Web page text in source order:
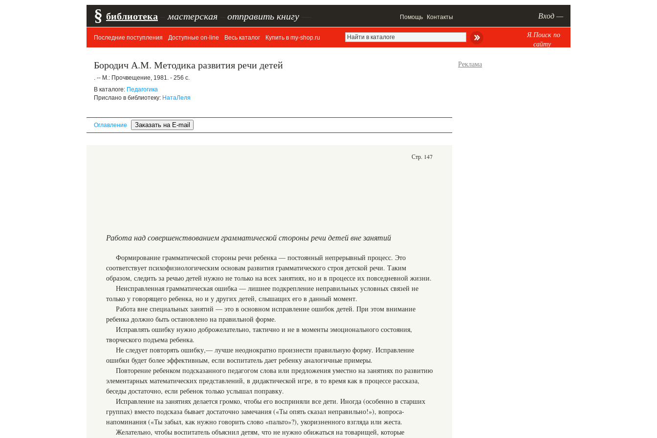
§ библиотека мастерская отправить книгу Помощь Контакты Вход —
Последние поступления Доступные on-line Весь каталог Купить в my-shop.ru
Я.Поиск по
сайту
Бородич А.М. Методика развития речи детей
. -- М.: Прочвещение, 1981. - 256 с.
В каталоге: Педагогика
Прислано в библиотеку: НатаЛеля
Оглавление
Стр. 147
Работа над совершенствованием грамматической стороны речи детей вне занятий
Формирование грамматической стороны речи ребенка — постоянный непрерывный процесс. Это
соответствует психофизиологическим основам развития грамматического строя детской речи. Таким
образом, следить за речью детей нужно не только на всех занятиях, но и в процессе их повседневной жизни.
Неисправленная грамматическая ошибка — лишнее подкрепление неправильных условных связей не
только у говорящего ребенка, но и у других детей, слышащих его в данный момент.
Работа вне специальных занятий — это в основном исправление ошибок детей. При этом внимание
ребенка должно быть остановлено на правильной форме.
Исправлять ошибку нужно доброжелательно, тактично и не в моменты эмоционального состояния,
творческого подъема ребенка.
Не следует повторять ошибку,— лучше неоднократно произнести правильную форму. Исправление
ошибки будет более эффективным, если воспитатель дает ребенку аналогичные примеры.
Повторение ребенком подсказанного педагогом слова или предложения уместно на занятиях по развитию
элементарных математических представлений, в дидактической игре, в то время как в процессе рассказа,
беседы достаточно, если ребенок только услышал поправку.
Исправление на занятиях делается громко, чтобы его восприняли все дети. Иногда (особенно в старших
группах) вместо подсказа бывает достаточно замечания («Ты опять сказал неправильно!»), вопроса-
напоминания («Ты забыл, как нужно говорить слово «пальто»?), укоризненного взгляда или жеста.
Желательно, чтобы воспитатель объяснил детям, что не нужно обижаться на товарищей, которые
Реклама